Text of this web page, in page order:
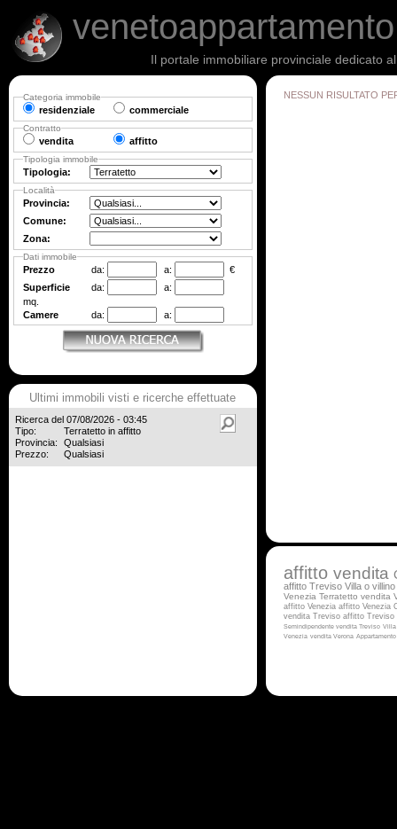
Il portale immobiliare provinciale dedicato
NESSUN RISULTATO
affitto vendita
affitto Treviso Villa o
Venezia Terratetto vendita
affitto Venezia affitto Venezia
vendita Treviso affitto Treviso
Semindipendente vendita Treviso Villa
Venezia vendita Verona
Categoria immobile
residenziale commerciale
Contratto
vendita affitto
Tipologia immobile
Tipologia:
Località
Provincia:
Comune:
Zona:
Dati immobile
Prezzo da: a:
€
Superficie
da:
a:
mq.
Camere
da: a:
Ultimi immobili visti e ricerche effettuate
Ricerca del 07/08/2026 - 03:45
Tipo:
Terratetto in affitto
Provincia:
Qualsiasi
Prezzo:
Qualsiasi